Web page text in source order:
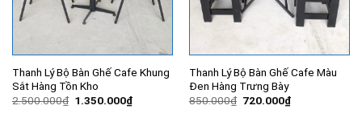
Thanh Lý Bộ Bàn Ghế Cafe Khung
Sắt Hàng Tồn Kho
2.500.000₫ Giá
1.350.000₫Giá
hiện
Thanh Lý Bộ Bàn Ghế Cafe Màu
Đen Hàng Trưng Bày
850.000₫ Giá
720.000₫Giá
hiện